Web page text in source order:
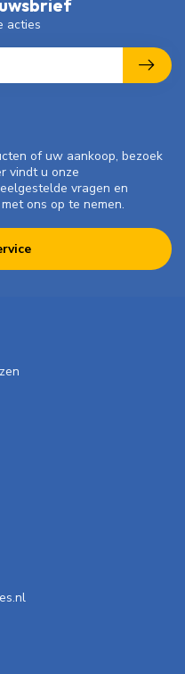
of uw aankoop, bezoek
vindt u onze
vragen en
ons op te nemen.
acties